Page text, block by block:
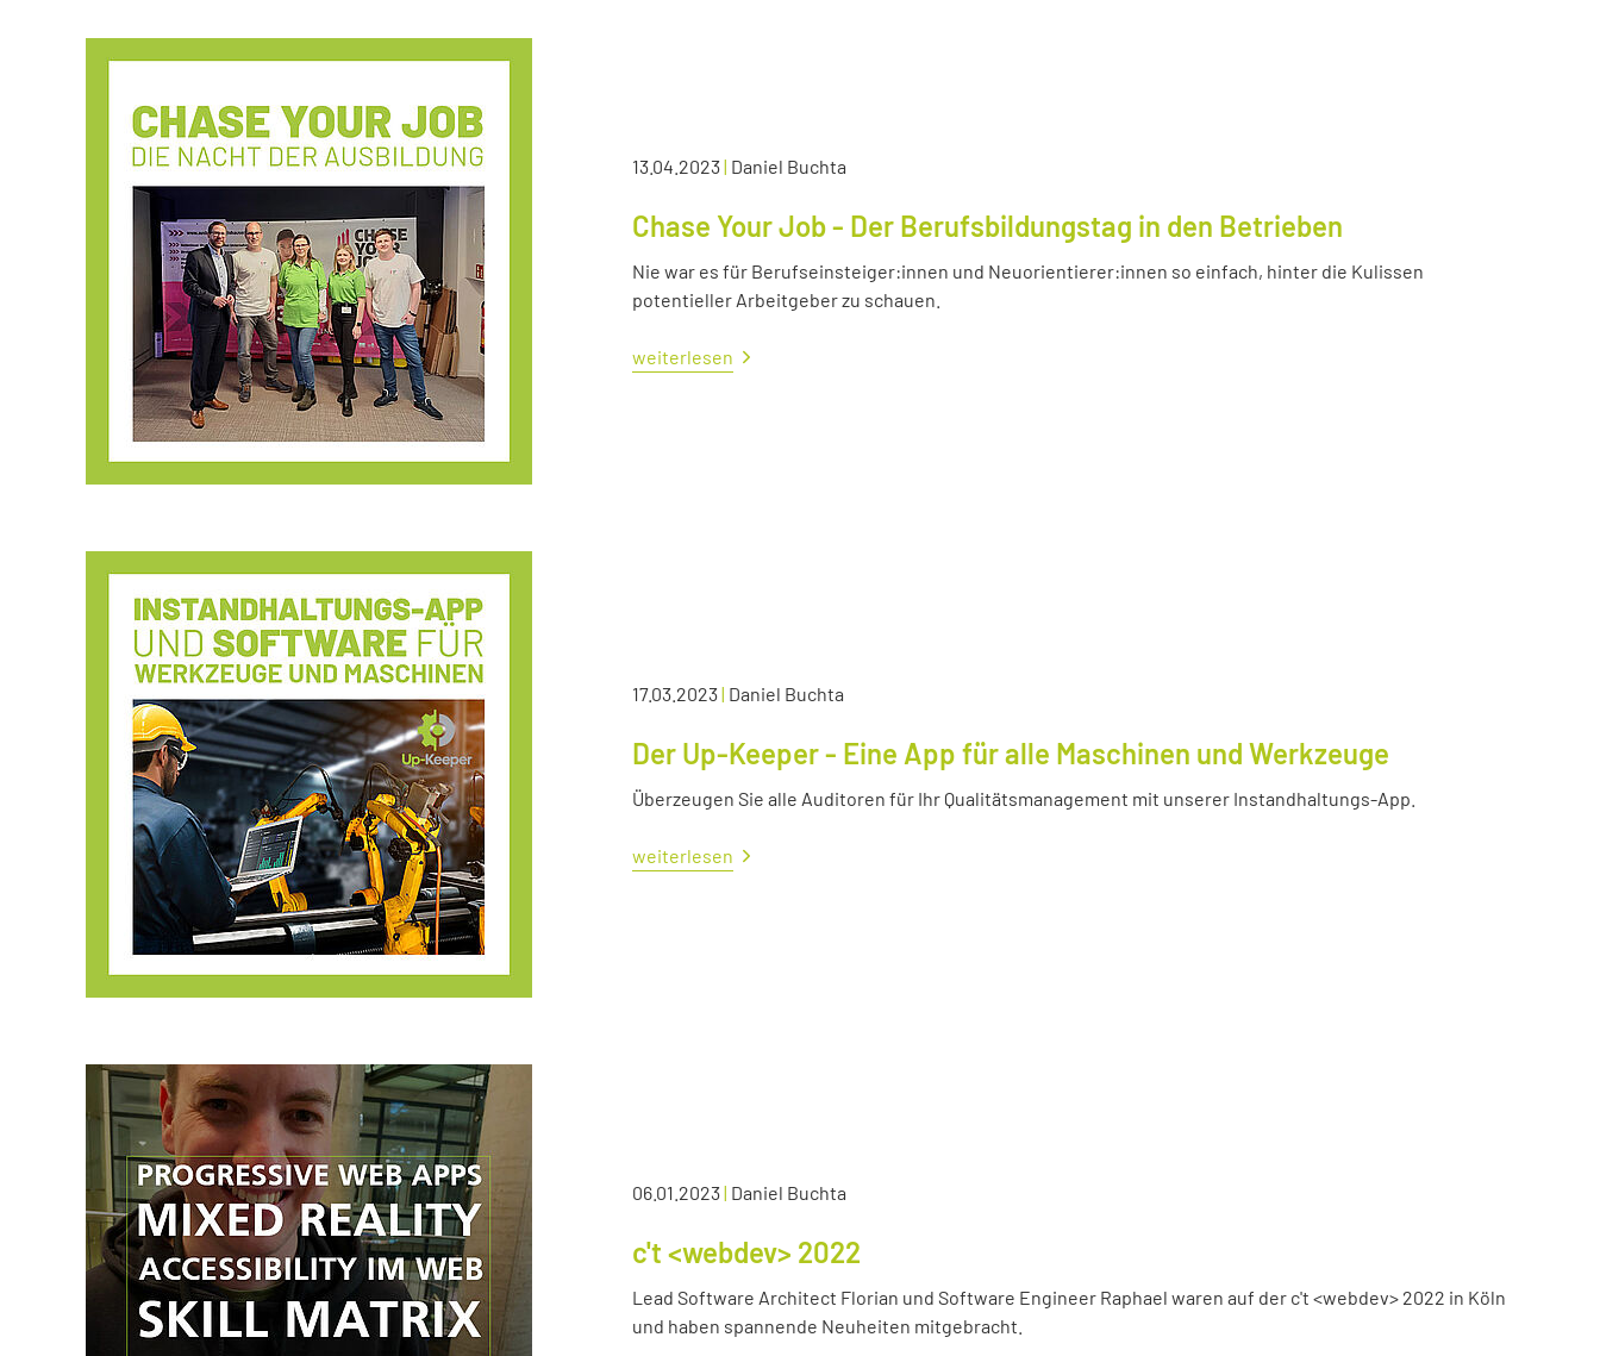
13.04.2023| Daniel Buchta
Chase Your Job - Der Berufsbildungstag in den Betrieben
Nie war es für Berufseinsteiger:innen und Neuorientierer:innen so einfach, hinter die Kulissen
potentieller Arbeitgeber zu schauen.
weiterlesen
17.03.2023| Daniel Buchta
Der Up-Keeper - Eine App für alle Maschinen und Werkzeuge
Überzeugen Sie alle Auditoren für Ihr Qualitätsmanagement mit unserer Instandhaltungs-App.
weiterlesen
06.01.2023| Daniel Buchta
c't <webdev> 2022
Lead Software Architect Florian und Software Engineer Raphael waren auf der c't <webdev> 2022 in Köln
und haben spannende Neuheiten mitgebracht.